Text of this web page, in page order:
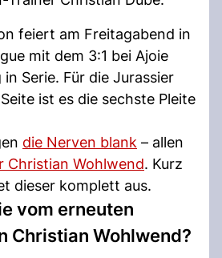
feiert am Freitagabend in
mit dem 3:1 bei Ajoie
Serie. Für die Jurassier
ist es die sechste Pleite
die Nerven blank – allen
Christian Wohlwend. Kurz
dieser komplett aus.
vom erneuten
Christian Wohlwend?